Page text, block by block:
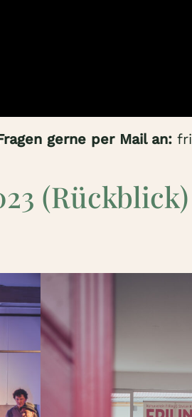
gerne per Mail an:
(Rückblick)